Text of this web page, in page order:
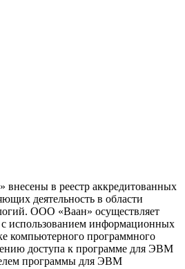
в реестр аккредитованных
деятельность в области
ООО «Ваан» осуществляет
с использованием информационных
компьютерного программного
доступа к программе для ЭВМ
программы для ЭВМ